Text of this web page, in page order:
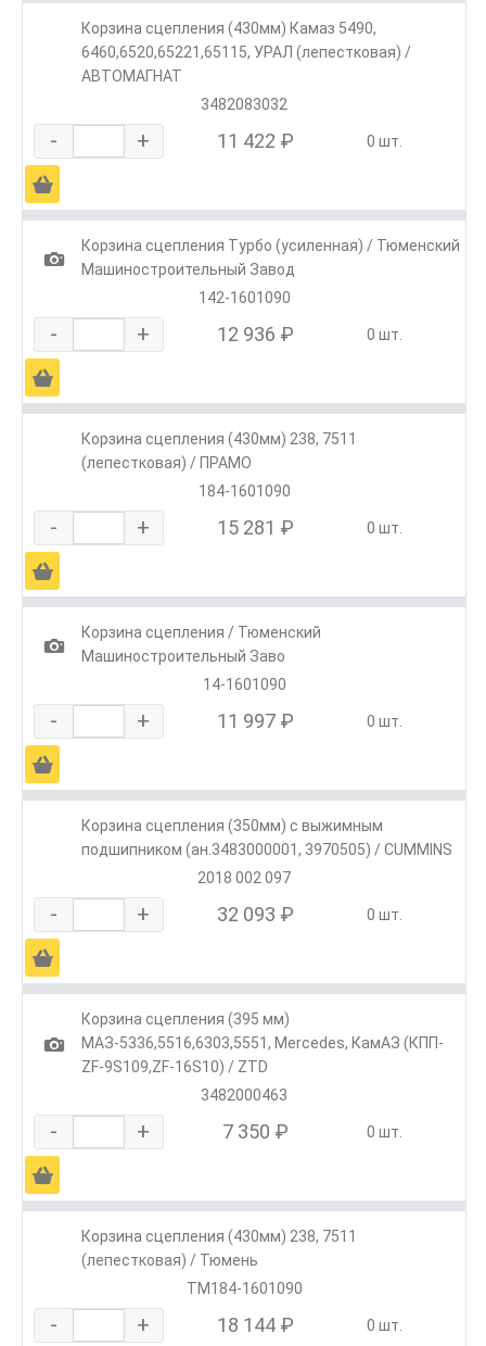
Корзина сцепления (430мм) Камаз 5490,
6460,6520,65221,65115, УРАЛ (лепестковая) /
АВТОМАГНАТ
3482083032
- + 11 422 ₽ 0 шт.
Ä
1
Корзина сцепления Турбо (усиленная) / Тюменский
Машиностроительный Завод
142-1601090
- + 12 936 ₽ 0 шт.
Ä
Корзина сцепления (430мм) 238, 7511
(лепестковая) / ПРАМО
184-1601090
- + 15 281 ₽ 0 шт.
Ä
1
Корзина сцепления / Тюменский
Машиностроительный Заво
14-1601090
- + 11 997 ₽ 0 шт.
Ä
Корзина сцепления (350мм) с выжимным
подшипником (ан.3483000001, 3970505) / CUMMINS
2018 002 097
- + 32 093 ₽ 0 шт.
Ä
1
Корзина сцепления (395 мм)
МАЗ-5336,5516,6303,5551, Mercedes, КамАЗ (КПП-
ZF-9S109,ZF-16S10) / ZTD
3482000463
- + 7 350 ₽ 0 шт.
Ä
Корзина сцепления (430мм) 238, 7511
(лепестковая) / Тюмень
ТМ184-1601090
- + 18 144 ₽ 0 шт.